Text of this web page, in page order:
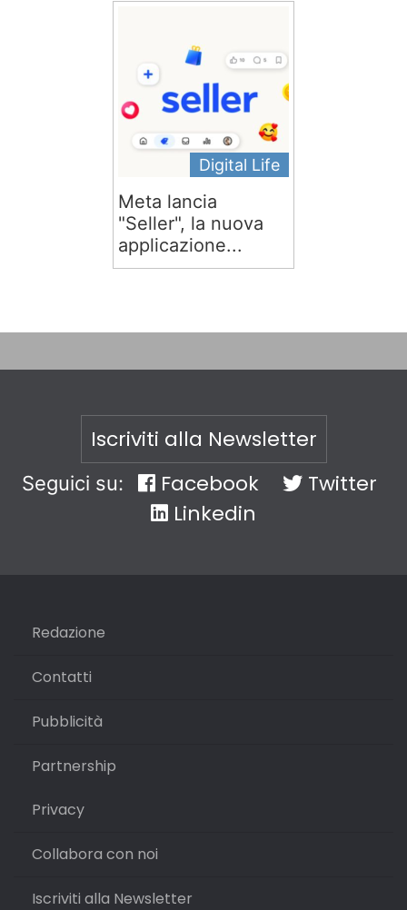
Digital Life
Meta lancia
"Seller", la nuova
applicazione...
Iscriviti alla Newsletter
Seguici su: Facebook
Twitter
Linkedin
Redazione
Contatti
Pubblicità
Partnership
Privacy
Collabora con noi
Iscriviti alla Newsletter